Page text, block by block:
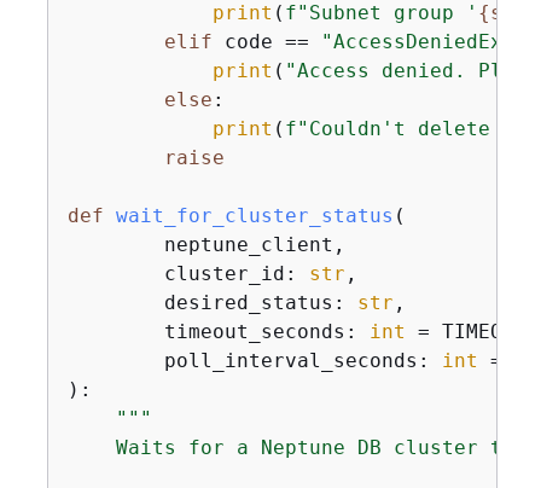
print ( f"Subnet group ' {
elif code ==
print ( "Access denied.
else :
print ( f"Couldn't delete
raise
def wait_for_cluster_status (
        neptune_client,
        cluster_id:
str ,
        desired_status:
str ,
        timeout_seconds:
int =
        poll_interval_seconds:
int
):
"""
Waits for a Neptune DB cluster to